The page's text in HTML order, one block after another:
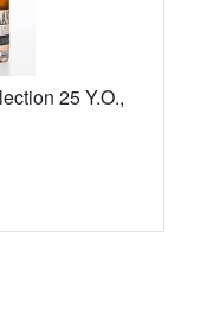
25 Y.O.,